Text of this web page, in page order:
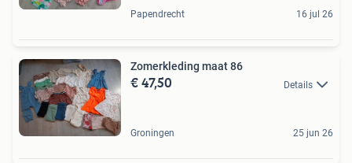
Papendrecht 16 jul 26
Zomerkleding maat 86
€ 47,50 Details
Groningen 25 jun 26